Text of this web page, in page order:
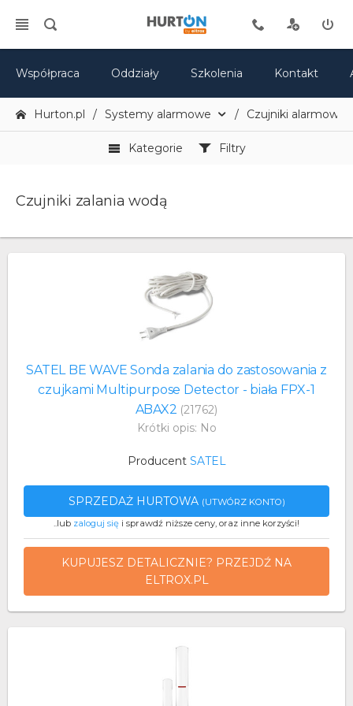
Współpraca Oddziały Szkolenia Kontakt
Hurton.pl Systemy alarmowe Czujniki alarmowe
Kategorie Filtry
Czujniki zalania wodą
SATEL BE WAVE Sonda zalania do zastosowania z
czujkami Multipurpose Detector - biała FPX-1
ABAX2 (21762)
Krótki opis: No
Producent SATEL
SPRZEDAŻ HURTOWA (UTWÓRZ KONTO)
..lub zaloguj się i sprawdź niższe ceny, oraz inne korzyści!
KUPUJESZ DETALICZNIE? PRZEJDŹ NA
ELTROX.PL